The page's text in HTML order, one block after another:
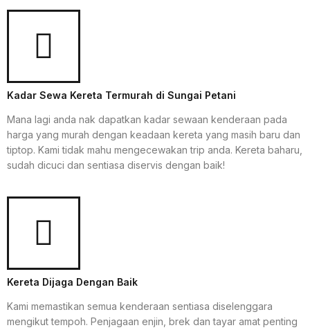
Kadar Sewa Kereta Termurah di Sungai Petani
Mana lagi anda nak dapatkan kadar sewaan kenderaan pada
harga yang murah dengan keadaan kereta yang masih baru dan
tiptop. Kami tidak mahu mengecewakan trip anda. Kereta baharu,
sudah dicuci dan sentiasa diservis dengan baik!
Kereta Dijaga Dengan Baik
Kami memastikan semua kenderaan sentiasa diselenggara
mengikut tempoh. Penjagaan enjin, brek dan tayar amat penting